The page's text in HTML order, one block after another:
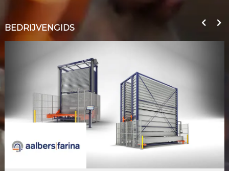
BEDRIJVENGIDS